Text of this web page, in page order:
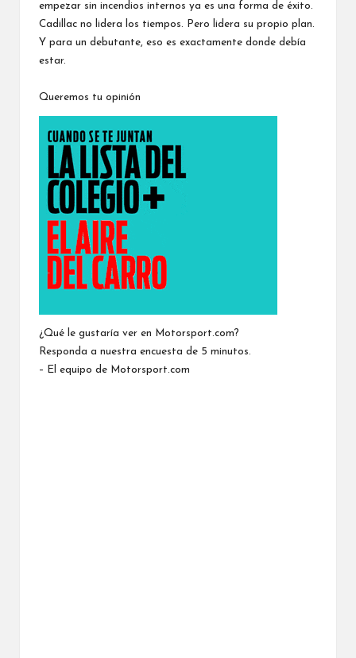
empezar sin incendios internos ya es una forma de éxito.
Cadillac no lidera los tiempos. Pero lidera su propio plan.
Y para un debutante, eso es exactamente donde debía
estar.
Queremos tu opinión
¿Qué le gustaría ver en Motorsport.com?
Responda a nuestra encuesta de 5 minutos.
– El equipo de Motorsport.com